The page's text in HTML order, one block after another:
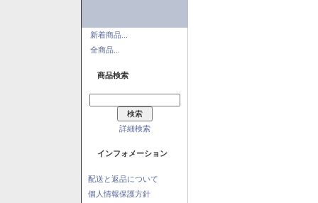
新着商品...
全商品...
商品検索
詳細検索
インフォメーション
配送と返品について
個人情報保護方針